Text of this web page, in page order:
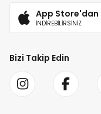
App Store'dan
İNDİREBİLİRSİNİZ
Bizi Takip Edin